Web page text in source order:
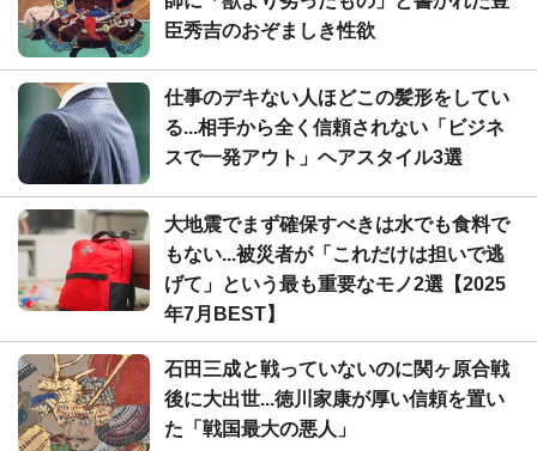
臣秀吉のおぞましき性欲
仕事のデキない人ほどこの髪形をしてい
る...相手から全く信頼されない「ビジネ
スで一発アウト」ヘアスタイル3選
大地震でまず確保すべきは水でも食料で
もない...被災者が「これだけは担いで逃
げて」という最も重要なモノ2選【2025
年7月BEST】
石田三成と戦っていないのに関ヶ原合戦
後に大出世...徳川家康が厚い信頼を置い
た「戦国最大の悪人」